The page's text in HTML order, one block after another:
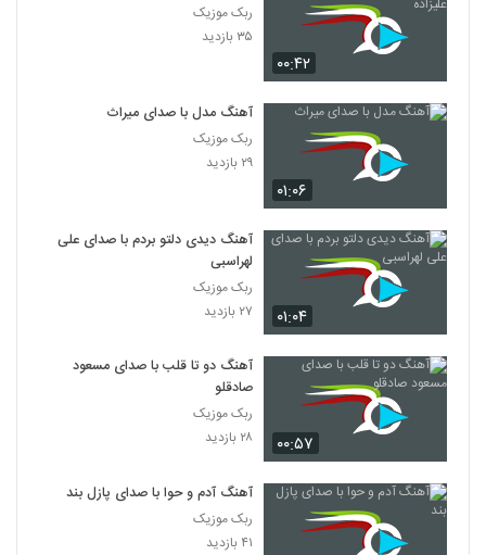
۰۰:۴۲
ربک موزیک
۳۵ بازدید
۰۱:۰۶
آهنگ مدل با صدای میراث
ربک موزیک
۲۹ بازدید
۰۱:۰۴
آهنگ دیدی دلتو بردم با صدای علی
لهراسبی
ربک موزیک
۲۷ بازدید
۰۰:۵۷
آهنگ دو تا قلب با صدای مسعود
صادقلو
ربک موزیک
۲۸ بازدید
آهنگ آدم و حوا با صدای پازل بند
ربک موزیک
۴۱ بازدید